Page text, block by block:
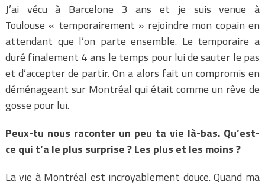
J’ai vécu à Barcelone 3 ans et je suis venue à
Toulouse « temporairement » rejoindre mon copain en
attendant que l’on parte ensemble. Le temporaire a
duré finalement 4 ans le temps pour lui de sauter le pas
et d’accepter de partir. On a alors fait un compromis en
déménageant sur Montréal qui était comme un rêve de
gosse pour lui.
Peux-tu nous raconter un peu ta vie là-bas. Qu’est-
ce qui t’a le plus surprise ? Les plus et les moins ?
La vie à Montréal est incroyablement douce. Quand ma